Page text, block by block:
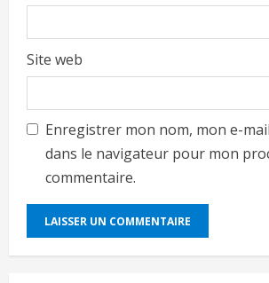
Site web
Enregistrer mon nom, mon e-
dans le navigateur pour mon
commentaire.